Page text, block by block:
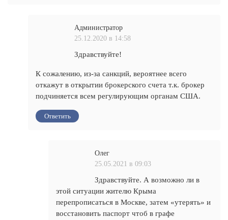
Администратор
25.12.2020 в 14:58
Здравствуйте!
К сожалению, из-за санкций, вероятнее всего
откажут в открытии брокерского счета т.к. брокер
подчиняется всем регулирующим органам США.
Ответить
Олег
25.05.2021 в 09:03
Здравствуйте. А возможно ли в
этой ситуации жителю Крыма
перепрописаться в Москве, затем «утерять» и
восстановить паспорт чтоб в графе